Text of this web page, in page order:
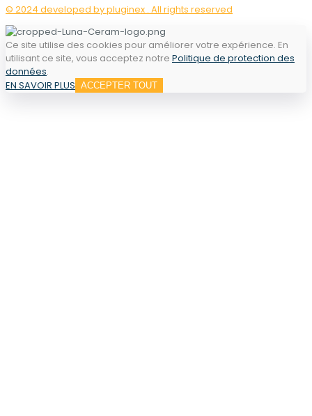
© 2024 developed by pluginex . All rights reserved
Ce site utilise des cookies pour améliorer votre expérience. En
utilisant ce site, vous acceptez notre Politique de protection des
données.
EN SAVOIR PLUS ACCEPTER TOUT